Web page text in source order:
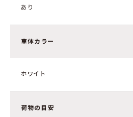
あり
車体カラー
ホワイト
荷物の目安